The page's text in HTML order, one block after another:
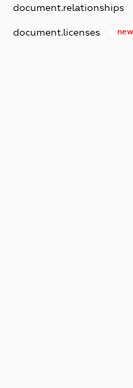
document.relationships
document.licenses